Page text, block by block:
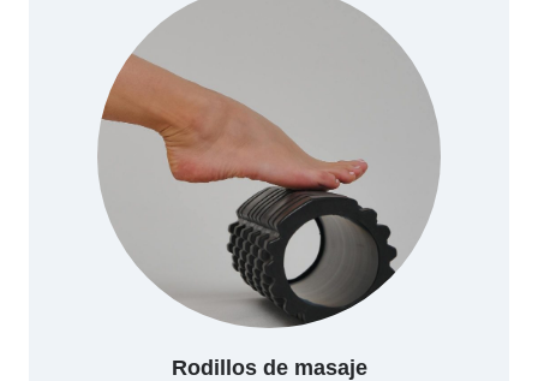
Rodillos de masaje